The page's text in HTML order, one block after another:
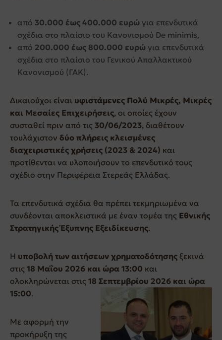
από 30.000 έως 400.000 ευρώ για επενδυτικά
σχέδια στο πλαίσιο του Κανονισμού De minimis,
από 200.000 έως 800.000 ευρώ για επενδυτικά
σχέδια στο πλαίσιο του Γενικού Απαλλακτικού
Κανονισμού (ΓΑΚ).
Δικαιούχοι είναι υφιστάμενες Πολύ Μικρές, Μικρές
και Μεσαίες Επιχειρήσεις, οι οποίες έχουν
συσταθεί πριν από τις 30/06/2023, διαθέτουν
τουλάχιστον δύο πλήρεις κλεισμένες
διαχειριστικές χρήσεις (2023 & 2024) και
προτίθενται να υλοποιήσουν το επενδυτικό τους
σχέδιο στην Περιφέρεια Στερεάς Ελλάδας.
Τα επενδυτικά σχέδια θα πρέπει τεκμηριωμένα να
συνδέονται αποκλειστικά με έναν τομέα της Εθνικής
Στρατηγικής Έξυπνης Εξειδίκευσης.
Η υποβολή των αιτήσεων χρηματοδότησης ξεκινά
στις 18 Μαΐου 2026 και ώρα 13:00 και
ολοκληρώνεται στις 18 Σεπτεμβρίου 2026 και ώρα
15:00.
Με αφορμή την
προκήρυξη της